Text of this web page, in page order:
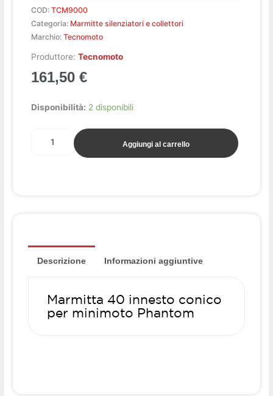
COD:TCM9000
Categoria: Marmitte silenziatori e collettori
Marchio:Tecnomoto
Produttore:Tecnomoto
161,50€
Disponibilità: 2 disponibili
Marmitta
Phantom
Aggiungi al carrello
Descrizione Informazioni aggiuntive
Marmitta 40 innesto conico
per minimoto Phantom